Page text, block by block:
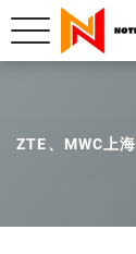
ZTE、MWC上